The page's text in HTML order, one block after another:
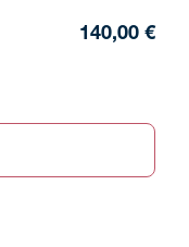
140,00 €